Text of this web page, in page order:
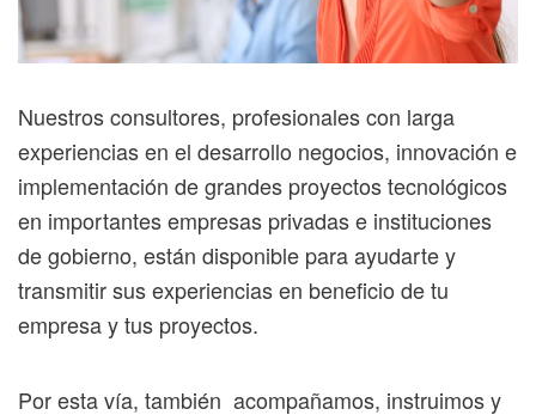
Nuestros consultores, profesionales con larga
experiencias en el desarrollo negocios, innovación e
implementación de grandes proyectos tecnológicos
en importantes empresas privadas e instituciones
de gobierno, están disponible para ayudarte y
transmitir sus experiencias en beneficio de tu
empresa y tus proyectos.
Por esta vía, también acompañamos, instruimos y